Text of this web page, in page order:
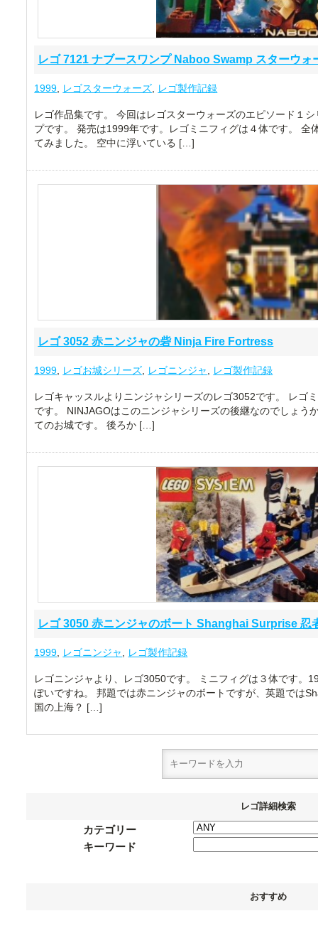
レゴ 7121 ナブースワンプ Naboo Swamp スターウォ
1999 レゴスターウォーズ レゴ製作記録
レゴ作品集です。 今回はレゴスターウォーズのエピソード１
プです。 発売は1999年です。レゴミニフィグは４体です。 全
てみました。 空中に浮いている […]
レゴ 3052 赤ニンジャの砦 Ninja Fire Fortress
1999 レゴお城シリーズ レゴニンジャ レゴ製作記録
レゴキャッスルよりニンジャシリーズのレゴ3052です。 レゴ
です。 NINJAGOはこのニンジャシリーズの後継なのでしょう
てのお城です。 後ろか […]
レゴ 3050 赤ニンジャのボート Shanghai Surprise 忍
1999 レゴニンジャ レゴ製作記録
レゴニンジャより、レゴ3050です。 ミニフィグは３体です。
ぽいですね。 邦題では赤ニンジャのボートですが、英題では
国の上海？ […]
レゴ詳細検索
カテゴリー
キーワード
おすすめ